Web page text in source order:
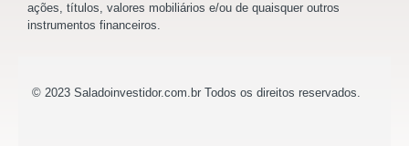
ações, títulos, valores mobiliários e/ou de quaisquer outros
instrumentos financeiros.
© 2023 Saladoinvestidor.com.br Todos os direitos reservados.